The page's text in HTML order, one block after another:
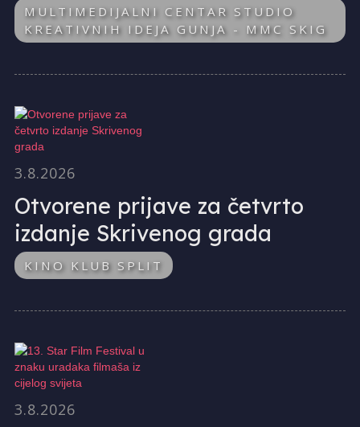
MULTIMEDIJALNI CENTAR STUDIO
KREATIVNIH IDEJA GUNJA - MMC SKIG
3.8.2026
Otvorene prijave za četvrto
izdanje Skrivenog grada
KINO KLUB SPLIT
3.8.2026